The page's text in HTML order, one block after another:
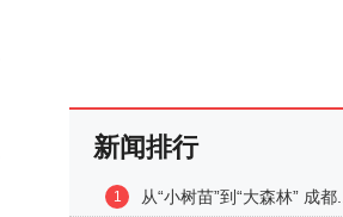
新闻排行
1 从“小树苗”到“大森林” 成都...